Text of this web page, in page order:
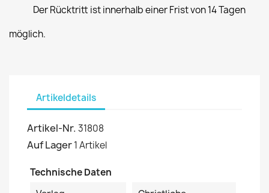
Der Rücktritt ist innerhalb einer Frist von 14 Tagen
möglich.
Artikeldetails
Artikel-Nr. 31808
Auf Lager1 Artikel
Technische Daten